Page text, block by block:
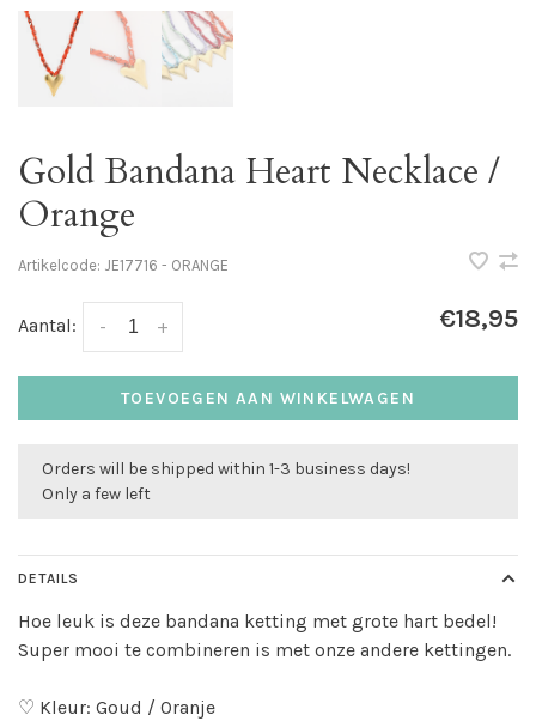
Gold Bandana Heart Necklace /
Orange
Artikelcode: JE17716 - ORANGE
Aantal: +
- €18,95
TOEVOEGEN AAN WINKELWAGEN
Orders will be shipped within 1-3 business days!
Only a few left
DETAILS
Hoe leuk is deze bandana ketting met grote hart bedel!
Super mooi te combineren is met onze andere kettingen.
♡ Kleur: Goud / Oranje